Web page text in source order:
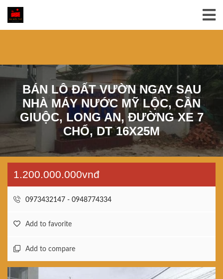
BÁN LÔ ĐẤT VƯỜN NGAY SAU
NHÀ MÁY NƯỚC MỸ LỘC, CẦN
GIUỘC, LONG AN, ĐƯỜNG XE 7
CHỔ, DT 16X25M
1.200.000.000vnđ
0973432147 - 0948774334
Add to favorite
Add to compare